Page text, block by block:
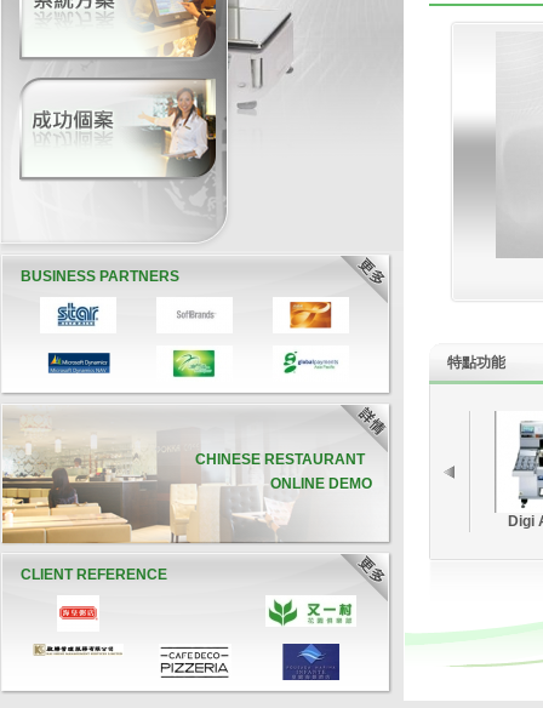
BUSINESS PARTNERS
CHINESE RESTAURANT
ONLINE DEMO
CLIENT REFERENCE
特點功能
Digi